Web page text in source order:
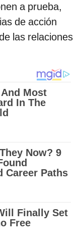
a prueba,
de acción
las relaciones